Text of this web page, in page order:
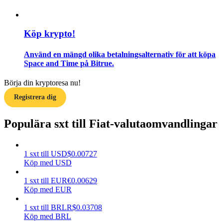
Handelsstrategier
Lär dig hur du håller dig lönsam
Köp krypto!
Använd en mängd olika betalningsalternativ för att köpa
Space and Time på Bitrue.
Börja din kryptoresa nu!
Registrera dig
Populära sxt till Fiat-valutaomvandlingar
1 sxt till USD$0.00727
Köp med USD
1 sxt till EUR€0.00629
Köp med EUR
1 sxt till BRLR$0.03708
Köp med BRL